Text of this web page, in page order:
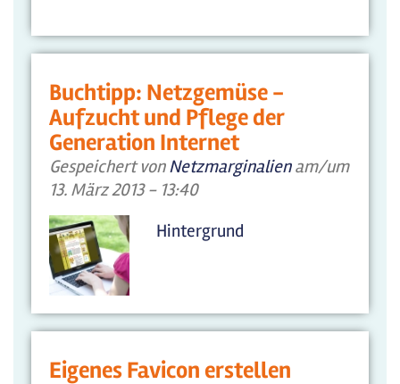
Buchtipp: Netzgemüse -
Aufzucht und Pflege der
Generation Internet
Gespeichert vonNetzmarginalienam/um
13. März 2013 - 13:40
Hintergrund
Eigenes Favicon erstellen